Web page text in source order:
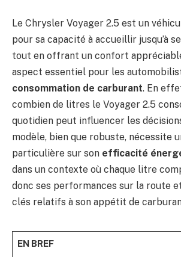
Le Chrysler Voyager 2.5 est un
pour sa capacité à accueillir jusqu’à
tout en offrant un confort
aspect essentiel pour les
consommation de carburant. En
combien de litres le Voyager 2.5
quotidien peut influencer les décisions
modèle, bien que robuste, nécessite
particulière sur son efficacité
dans un contexte où chaque litre
donc ses performances sur la route
clés relatifs à son appétit de
EN BREF